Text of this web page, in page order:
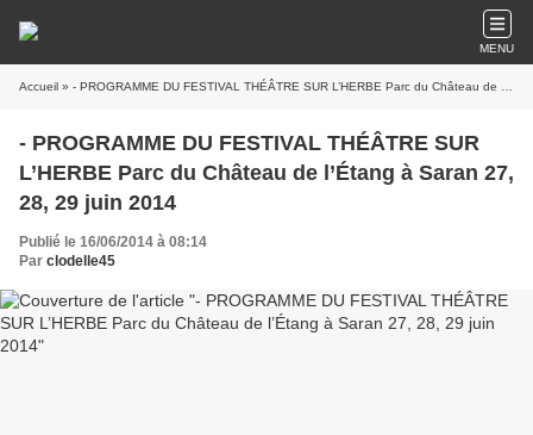
MENU
Accueil » - PROGRAMME DU FESTIVAL THÉÂTRE SUR L’HERBE Parc du Château de l’Étang à Saran 27, 28, 29 juin 2014
- PROGRAMME DU FESTIVAL THÉÂTRE SUR
L’HERBE Parc du Château de l’Étang à Saran 27,
28, 29 juin 2014
Publié le 16/06/2014 à 08:14
Par clodelle45